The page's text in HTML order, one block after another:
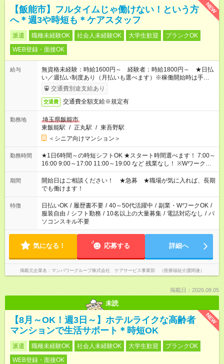
NEW
【飯能市】フルタイムじゃ働けない！という方
へ＊週3や時短も＊ケアスタッフ
派遣 職種未経験OK 社会人未経験OK 大学生歓迎
ブランクOK
WEB登録・面接OK
給与
無資格未経験：時給1600円～ 経験者：時給1800円～ ★日払
い／週払い制度あり（月払いも選べます）※稼働開始時は手続き
完了次第のお支払いとなります。
交通費別途支給あり
交通費 交通費全額支給※規定有
勤務地
埼玉県飯能市
東飯能駅 / 正丸駅 / 東吾野駅
＜シニア向けマンション＞
勤務時間
★1日6時間～の時短シフトOK ★スタート時間選べます！ 7:00～
16:00 9:00～17:00 11:00～19:00 など 残業なし！ ※Wワークの
場合、他のお仕事と合わせ週40時間超の就業はご案内できませ
ん ※法令に基づき、週20時間以上勤務は社会保険への加入対象
となります ※労働者派遣法（日雇い派遣の原則禁止）により、
短時間・短期間の就業はご案内が難しい場合があります
期間
開始日はご相談ください！ ★急募 ★職場が気に入れば、長期
でも働けます！
特徴 日払いOK / 履歴書不要 / 40～50代活躍中 / 副業・WワークOK /
服装自由 / シフト勤務 / 10名以上の大量募集 / 電話対応なし / パ
ソコンスキル不要
気になる！ 応募する 詳細へ
掲載元企業名 マンパワーグループ株式会社 ケアサービス事業部 （医療福祉介護関連）
掲載日：2026.08.05
未読
NEW
【8月～OK！週3日～】ホテルライクな高齢者
マンションで生活サポート＊時短OK
派遣 職種未経験OK 社会人未経験OK 大学生歓迎
ブランクOK
WEB登録・面接OK